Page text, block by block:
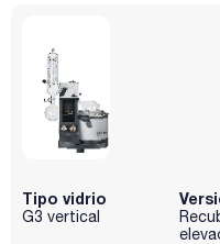
Tipo vidrio
G3 vertical